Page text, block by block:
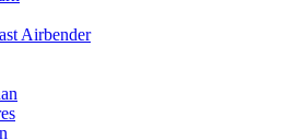
Airbender